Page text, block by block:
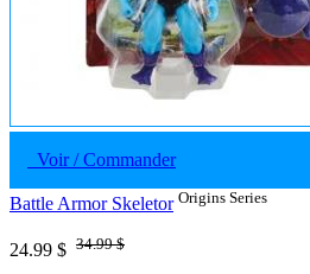
Voir / Commander
Battle Armor Skeletor Origins Series
24.99 $ 34.99 $